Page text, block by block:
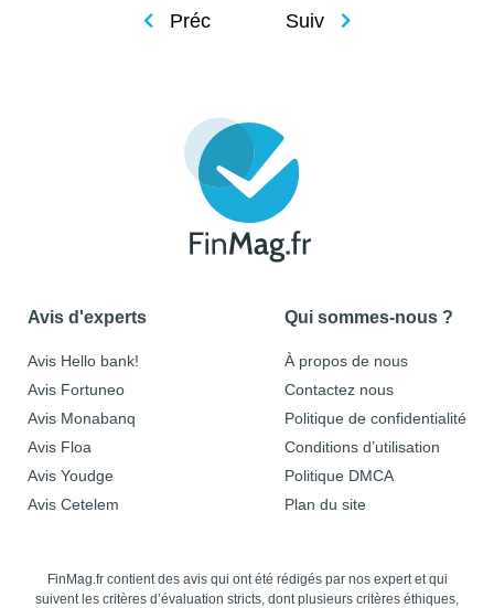
Préc Suiv
Avis d'experts
Avis Hello bank!
Avis Fortuneo
Avis Monabanq
Avis Floa
Avis Youdge
Avis Cetelem
Qui sommes-nous ?
À propos de nous
Contactez nous
Politique de confidentialité
Conditions d’utilisation
Politique DMCA
Plan du site
FinMag.fr contient des avis qui ont été rédigés par nos expert et qui
suivent les critères d’évaluation stricts, dont plusieurs critères éthiques,